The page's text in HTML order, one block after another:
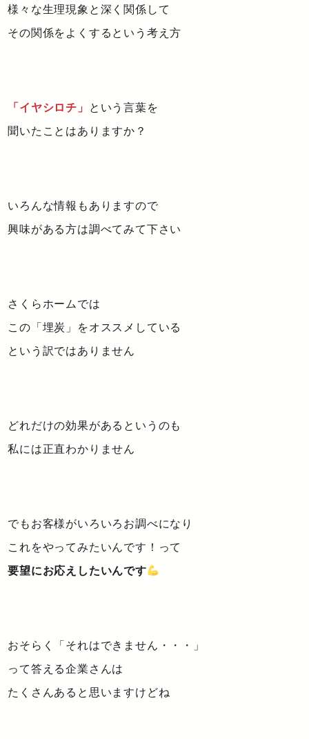
様々な生理現象と深く関係して
その関係をよくするという考え方
「イヤシロチ」
という言葉を
聞いたことはありますか？
いろんな情報もありますので
興味がある方は調べてみて下さい
さくらホームでは
この「埋炭」をオススメしている
という訳ではありません
どれだけの効果があるというのも
私には正直わかりません
でもお客様がいろいろお調べになり
これをやってみたいんです！って
要望にお応えしたいんです
おそらく「それはできません・・・」
って答える企業さんは
たくさんあると思いますけどね